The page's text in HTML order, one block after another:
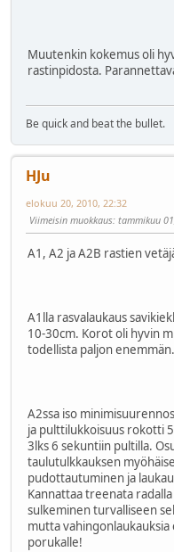
Muutenkin kokemus oli
rastinpidosta.
Be quick and beat the bullet.
HJu
elokuu 20, 2010, 22:32
Viimeisin muokkaus: tammikuu
A1, A2 ja A2B rastien
A1lla rasvalaukaus
10-30cm. Korot oli hyvin
todellista paljon
A2ssa iso
ja pulttilukkoisuus rokotti
3lks 6 sekuntiin pultilla.
taulutulkkauksen
pudottautuminen ja
Kannattaa treenata
sulkeminen turvalliseen
mutta
porukalle!